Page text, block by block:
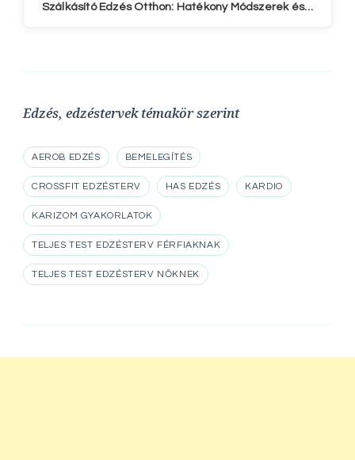
Szálkásító Edzés Otthon: Hatékony Módszerek és…
Edzés, edzéstervek témakör szerint
AEROB EDZÉS BEMELEGÍTÉS
CROSSFIT EDZÉSTERV HAS EDZÉS KARDIO
KARIZOM GYAKORLATOK
TELJES TEST EDZÉSTERV FÉRFIAKNAK
TELJES TEST EDZÉSTERV NŐKNEK